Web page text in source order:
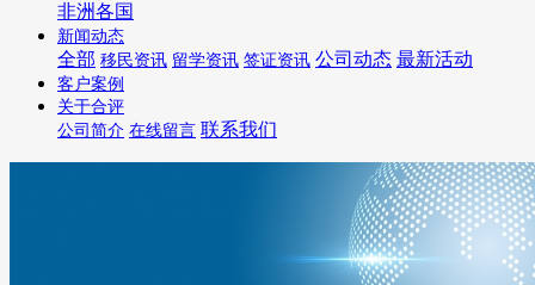
非洲各国
新闻动态
全部 移民资讯 留学资讯 签证资讯 公司动态 最新活动
客户案例
关于合评
公司简介 在线留言 联系我们